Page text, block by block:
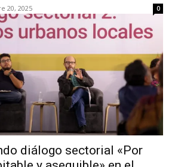
20, 2025 0
diálogo sectorial «Por